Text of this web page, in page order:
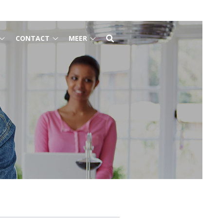
CONTACT
submenu
MEER
Meer
submenu